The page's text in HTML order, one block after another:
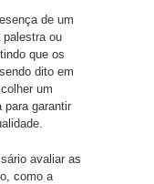
de um
palestra ou
que os
dito em
um
para garantir
avaliar as
como a